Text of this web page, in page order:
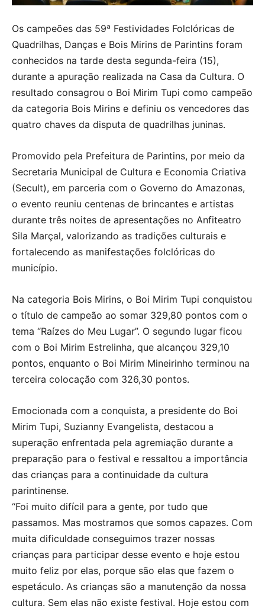
Os campeões das 59ª Festividades Folclóricas de
Quadrilhas, Danças e Bois Mirins de Parintins foram
conhecidos na tarde desta segunda-feira (15),
durante a apuração realizada na Casa da Cultura. O
resultado consagrou o Boi Mirim Tupi como campeão
da categoria Bois Mirins e definiu os vencedores das
quatro chaves da disputa de quadrilhas juninas.
Promovido pela Prefeitura de Parintins, por meio da
Secretaria Municipal de Cultura e Economia Criativa
(Secult), em parceria com o Governo do Amazonas,
o evento reuniu centenas de brincantes e artistas
durante três noites de apresentações no Anfiteatro
Sila Marçal, valorizando as tradições culturais e
fortalecendo as manifestações folclóricas do
município.
Na categoria Bois Mirins, o Boi Mirim Tupi conquistou
o título de campeão ao somar 329,80 pontos com o
tema “Raízes do Meu Lugar”. O segundo lugar ficou
com o Boi Mirim Estrelinha, que alcançou 329,10
pontos, enquanto o Boi Mirim Mineirinho terminou na
terceira colocação com 326,30 pontos.
Emocionada com a conquista, a presidente do Boi
Mirim Tupi, Suzianny Evangelista, destacou a
superação enfrentada pela agremiação durante a
preparação para o festival e ressaltou a importância
das crianças para a continuidade da cultura
parintinense.
“Foi muito difícil para a gente, por tudo que
passamos. Mas mostramos que somos capazes. Com
muita dificuldade conseguimos trazer nossas
crianças para participar desse evento e hoje estou
muito feliz por elas, porque são elas que fazem o
espetáculo. As crianças são a manutenção da nossa
cultura. Sem elas não existe festival. Hoje estou com